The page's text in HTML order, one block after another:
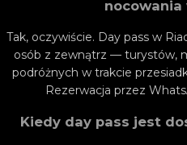
nocowania
Tak, oczywiście. Day pass w
osób z zewnątrz — turystów,
podróżnych w trakcie
Rezerwacja przez
Kiedy day pass jest